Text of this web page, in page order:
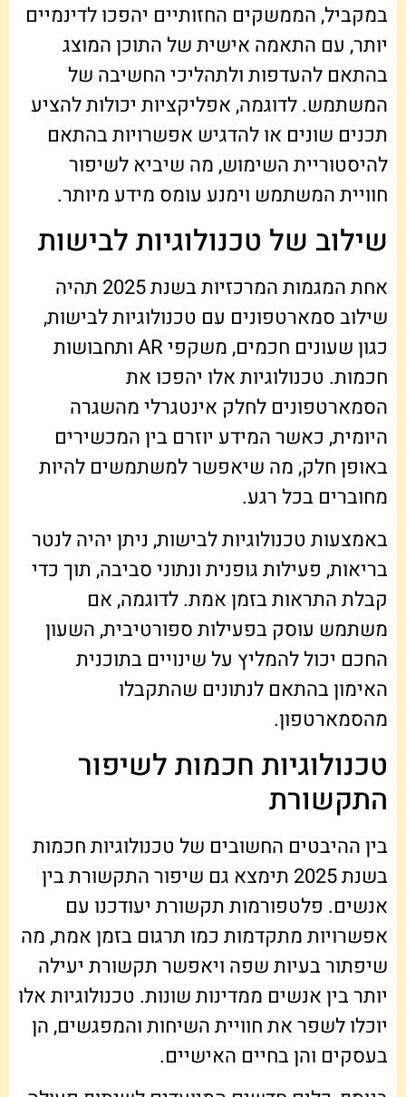
במקביל, הממשקים החזותיים יהפכו לדינמיים
יותר, עם התאמה אישית של התוכן המוצג
בהתאם להעדפות ולתהליכי החשיבה של
המשתמש. לדוגמה, אפליקציות יכולות להציע
תכנים שונים או להדגיש אפשרויות בהתאם
להיסטוריית השימוש, מה שיביא לשיפור
חוויית המשתמש וימנע עומס מידע מיותר.
שילוב של טכנולוגיות לבישות
אחת המגמות המרכזיות בשנת 2025 תהיה
שילוב סמארטפונים עם טכנולוגיות לבישות,
כגון שעונים חכמים, משקפי AR ותחבושות
חכמות. טכנולוגיות אלו יהפכו את
הסמארטפונים לחלק אינטגרלי מהשגרה
היומית, כאשר המידע יוזרם בין המכשירים
באופן חלק, מה שיאפשר למשתמשים להיות
מחוברים בכל רגע.
באמצעות טכנולוגיות לבישות, ניתן יהיה לנטר
בריאות, פעילות גופנית ונתוני סביבה, תוך כדי
קבלת התראות בזמן אמת. לדוגמה, אם
משתמש עוסק בפעילות ספורטיבית, השעון
החכם יכול להמליץ על שינויים בתוכנית
האימון בהתאם לנתונים שהתקבלו
מהסמארטפון.
טכנולוגיות חכמות לשיפור
התקשורת
בין ההיבטים החשובים של טכנולוגיות חכמות
בשנת 2025 תימצא גם שיפור התקשורת בין
אנשים. פלטפורמות תקשורת יעודכנו עם
אפשרויות מתקדמות כמו תרגום בזמן אמת, מה
שיפתור בעיות שפה ויאפשר תקשורת יעילה
יותר בין אנשים ממדינות שונות. טכנולוגיות אלו
יוכלו לשפר את חוויית השיחות והמפגשים, הן
בעסקים והן בחיים האישיים.